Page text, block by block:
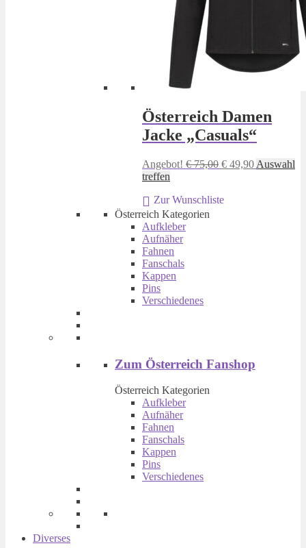
Österreich Damen
Jacke „Casuals“
Angebot! €75,00 Ursprünglicher
€ 75,00
€ 49,90Aktueller
Auswahl
treffen
weist
mehrere
Varianten
auf.
Die
Optionen
können
der
Zur Wunschliste
Österreich Kategorien
Aufkleber
Aufnäher
Fahnen
Fanschals
Kappen
Pins
Verschiedenes
Zum Österreich Fanshop
Österreich Kategorien
Aufkleber
Aufnäher
Fahnen
Fanschals
Kappen
Pins
Verschiedenes
Diverses